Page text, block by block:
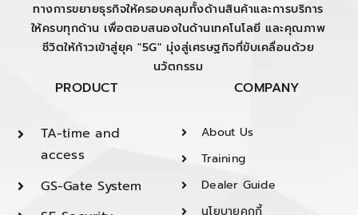
ทางการขยายธุรกิจให้ครอบคลุมทั้งด้านสินค้าและการบริการ
ให้ครบทุกด้าน เพื่อตอบสนองในด้านเทคโนโลยี และคุณภาพ
ชีวิตให้ก้าวเข้าสู่ยุค "5G" มุ่งสู่เศรษฐกิจที่ขับเคลื่อนด้วย
นวัตกรรม
PRODUCT
TA-time and
access
GS-Gate System
COMPANY
About Us
Training
Dealer Guide
นโยบายคุกกี้